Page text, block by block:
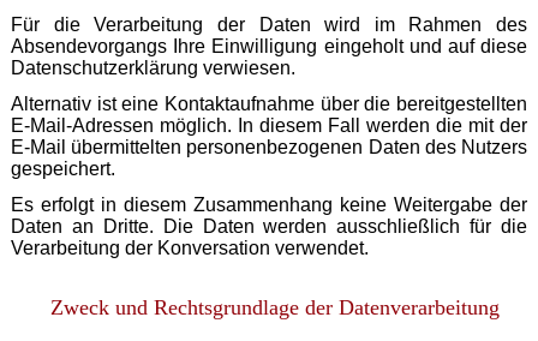
Für die Verarbeitung der Daten wird im Rahmen des
Absendevorgangs Ihre Einwilligung eingeholt und auf diese
Datenschutzerklärung verwiesen.
Alternativ ist eine Kontaktaufnahme über die bereitgestellten
E-Mail-Adressen möglich. In diesem Fall werden die mit der
E-Mail übermittelten personenbezogenen Daten des Nutzers
gespeichert.
Es erfolgt in diesem Zusammenhang keine Weitergabe der
Daten an Dritte. Die Daten werden ausschließlich für die
Verarbeitung der Konversation verwendet.
Zweck und Rechtsgrundlage der Datenverarbeitung